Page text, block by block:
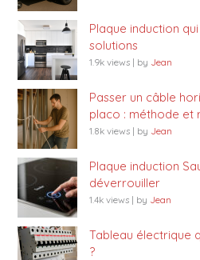
Plaque induction
solutions
1.9k views | by Jean
Passer un câble
placo : méthode et
1.8k views | by Jean
Plaque induction
déverrouiller
1.4k views | by Jean
Tableau électrique
?